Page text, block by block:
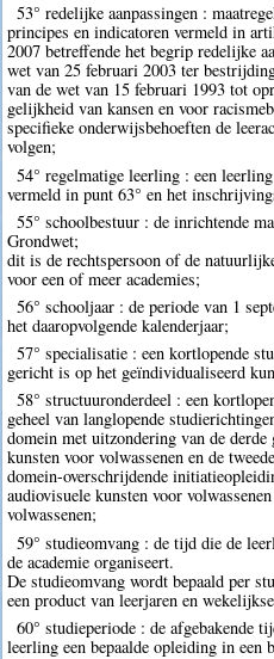
53° redelijke aanpassingen :
principes en indicatoren vermeld in
2007 betreffende het begrip redelijke
wet van 25 februari 2003 ter
van de wet van 15 februari 1993 tot
gelijkheid van kansen en voor
specifieke onderwijsbehoeften de
volgen;
54° regelmatige leerling : een
vermeld in punt 63° en het
55° schoolbestuur : de inrichtende
Grondwet;
dit is de rechtspersoon of de
voor een of meer academies;
56° schooljaar : de periode van 1
het daaropvolgende kalenderjaar;
57° specialisatie : een kortlopende
gericht is op het geïndividualiseerd
58° structuuronderdeel : een
geheel van langlopende
domein met uitzondering van de derde
kunsten voor volwassenen en de
domein-overschrijdende
audiovisuele kunsten voor
volwassenen;
59° studieomvang : de tijd die de
de academie organiseert.
De studieomvang wordt bepaald per
een product van leerjaren en
60° studieperiode : de afgebakende
leerling een bepaalde opleiding in een